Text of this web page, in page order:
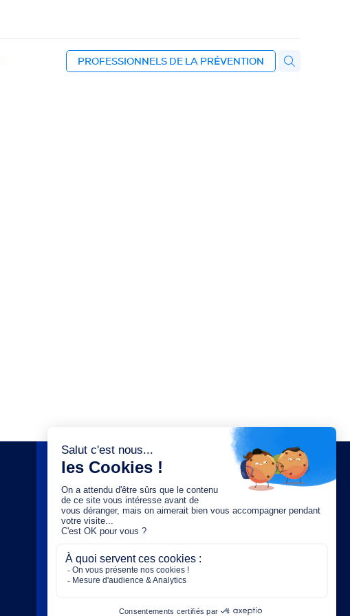
PROFESSIONNELS DE LA PRÉVENTION
Saisissez votre adresse e-mail :
Rejoignez-nous :